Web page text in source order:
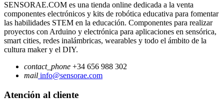
SENSORAE.COM es una tienda online dedicada a la venta
componentes electrónicos y kits de robótica educativa para fomentar
las habilidades STEM en la educación. Componentes para realizar
proyectos con Arduino y electrónica para aplicaciones en sensórica,
smart cities, redes inalámbricas, wearables y todo el ámbito de la
cultura maker y el DIY.
contact_phone +34 656 988 302
mail info@sensorae.com
Atención al cliente